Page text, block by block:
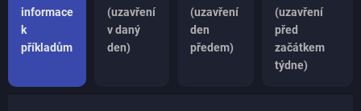
informace
k
příkladům
(uzavření
v daný
den)
(uzavření
den
předem)
(uzavření
před
začátkem
týdne)